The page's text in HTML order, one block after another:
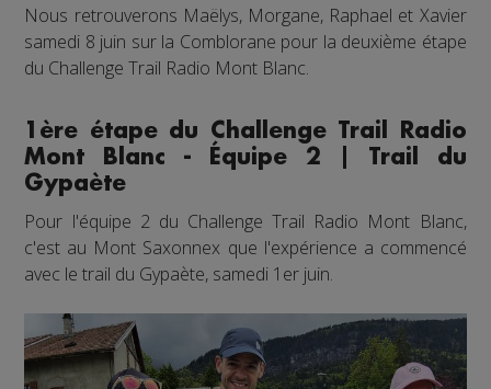
Nous retrouverons Maëlys, Morgane, Raphael et Xavier
samedi 8 juin sur la Comblorane pour la deuxième étape
du Challenge Trail Radio Mont Blanc.
1ère étape du Challenge Trail Radio
Mont Blanc - Équipe 2 | Trail du
Gypaète
Pour l'équipe 2 du Challenge Trail Radio Mont Blanc,
c'est au Mont Saxonnex que l'expérience a commencé
avec le trail du Gypaète, samedi 1er juin.